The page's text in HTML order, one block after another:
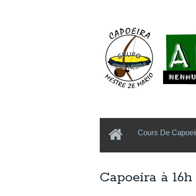
Cours De
Capoeira à